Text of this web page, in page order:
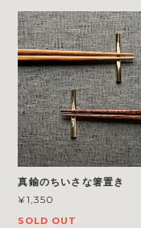
真鍮のちいさな箸置き
¥1,350
SOLD OUT